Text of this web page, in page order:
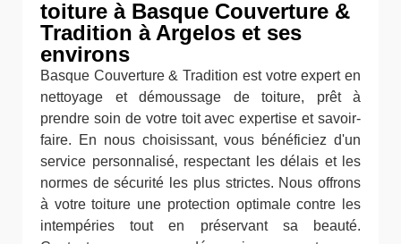
toiture à Basque Couverture &
Tradition à Argelos et ses
environs
Basque Couverture & Tradition est votre expert en
nettoyage et démoussage de toiture, prêt à
prendre soin de votre toit avec expertise et savoir-
faire. En nous choisissant, vous bénéficiez d'un
service personnalisé, respectant les délais et les
normes de sécurité les plus strictes. Nous offrons
à votre toiture une protection optimale contre les
intempéries tout en préservant sa beauté.